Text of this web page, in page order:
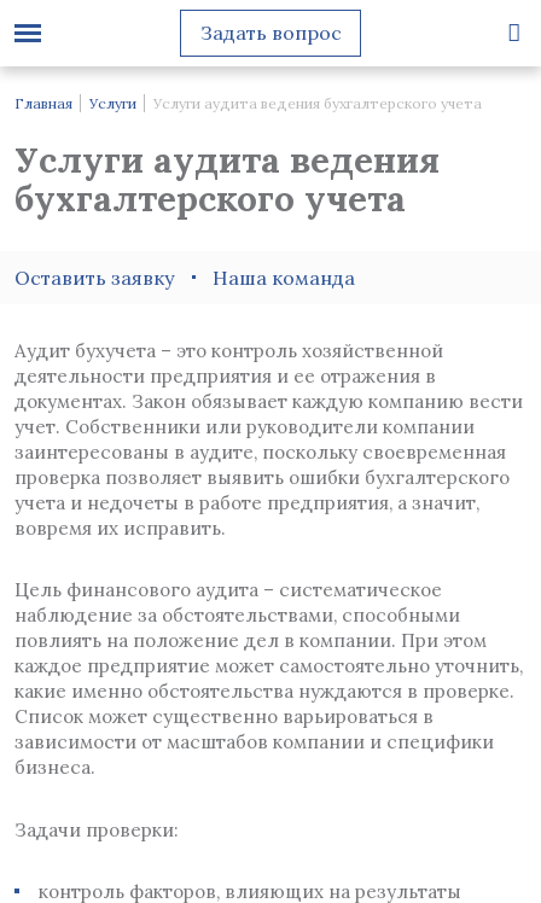
Задать вопрос
Главная Услуги Услуги аудита ведения бухгалтерского учета
Услуги аудита ведения
бухгалтерского учета
Оставить заявку Наша команда
Аудит бухучета – это контроль хозяйственной
деятельности предприятия и ее отражения в
документах. Закон обязывает каждую компанию вести
учет. Собственники или руководители компании
заинтересованы в аудите, поскольку своевременная
проверка позволяет выявить ошибки бухгалтерского
учета и недочеты в работе предприятия, а значит,
вовремя их исправить.
Цель финансового аудита – систематическое
наблюдение за обстоятельствами, способными
повлиять на положение дел в компании. При этом
каждое предприятие может самостоятельно уточнить,
какие именно обстоятельства нуждаются в проверке.
Список может существенно варьироваться в
зависимости от масштабов компании и специфики
бизнеса.
Задачи проверки:
контроль факторов, влияющих на результаты